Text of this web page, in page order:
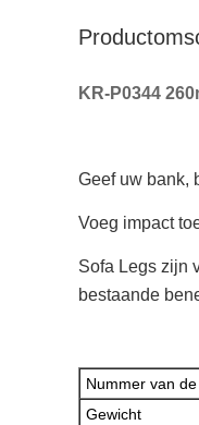
KR-P0344
Geef uw bank,
Voeg impact
Sofa Legs zijn
bestaande
Nummer van
Gewicht